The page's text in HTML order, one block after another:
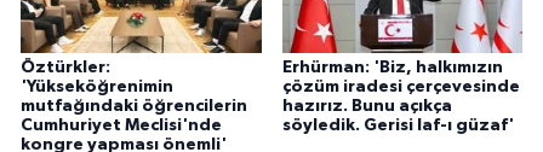
Öztürkler:
'Yükseköğrenimin
mutfağındaki öğrencilerin
Cumhuriyet Meclisi'nde
kongre yapması önemli'
Erhürman: 'Biz, halkımızın
çözüm iradesi çerçevesinde
hazırız. Bunu açıkça
söyledik. Gerisi laf-ı güzaf'